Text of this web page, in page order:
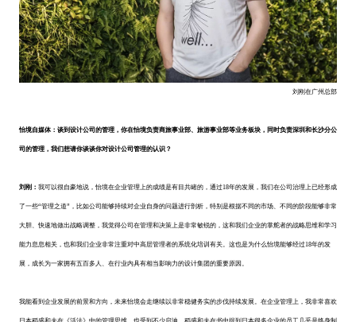
刘刚在广州总部
怡境自媒体：谈到设计公司的管理，你在怡境负责商旅事业部、旅游事业部等业务板块，同时负责深圳和长沙分公
司的管理，我们想请你谈谈你对设计公司管理的认识？
刘刚： 我可以很自豪地说，怡境在企业管理上的成绩是有目共睹的，通过18年的发展，我们在公司治理上已经形成
了一些“管理之道”，比如公司能够持续对企业自身的问题进行剖析，特别是根据不同的市场、不同的阶段能够非常
大胆、快速地做出战略调整，我觉得公司在管理和决策上是非常敏锐的，这和我们企业的掌舵者的战略思维和学习
能力息息相关，也和我们企业非常注重对中高层管理者的系统化培训有关。这也是为什么怡境能够经过18年的发
展，成长为一家拥有五百多人、在行业内具有相当影响力的设计集团的重要原因。
我能看到企业发展的前景和方向，未来怡境会走继续以非常稳健务实的步伐持续发展。在企业管理上，我非常喜欢